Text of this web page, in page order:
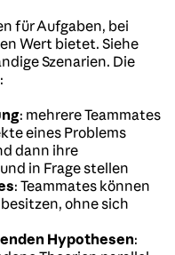
für Aufgaben, bei
Wert bietet. Siehe
Szenarien. Die
: mehrere Teammates
eines Problems
dann ihre
in Frage stellen
: Teammates können
ohne sich
Hypothesen: